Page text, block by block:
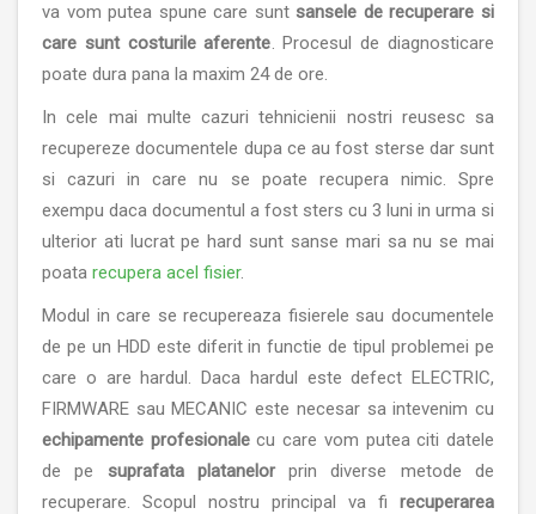
va vom putea spune care suntsansele de recuperare si
care sunt costurile aferente. Procesul de diagnosticare
poate dura pana la maxim 24 de ore.
In cele mai multe cazuri tehnicienii nostri reusesc sa
recupereze documentele dupa ce au fost sterse dar sunt
si cazuri in care nu se poate recupera nimic. Spre
exempu daca documentul a fost sters cu 3 luni in urma si
ulterior ati lucrat pe hard sunt sanse mari sa nu se mai
poata recupera acel fisier.
Modul in care se recupereaza fisierele sau documentele
de pe un HDD este diferit in functie de tipul problemei pe
care o are hardul. Daca hardul este defect ELECTRIC,
FIRMWARE sau MECANIC este necesar sa intevenim cu
echipamente profesionalecu care vom putea citi datele
de pe suprafata platanelorprin diverse metode de
recuperare. Scopul nostru principal va fi recuperarea